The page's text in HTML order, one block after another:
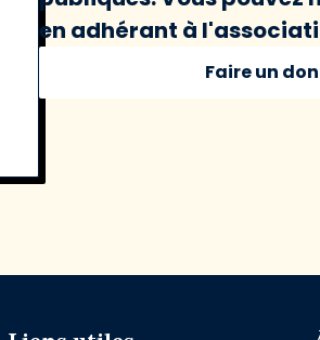
en adhérant à
Faire un don